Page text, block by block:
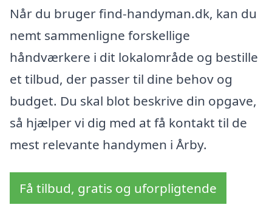
Når du bruger find-handyman.dk, kan du
nemt sammenligne forskellige
håndværkere i dit lokalområde og bestille
et tilbud, der passer til dine behov og
budget. Du skal blot beskrive din opgave,
så hjælper vi dig med at få kontakt til de
mest relevante handymen i Årby.
Få tilbud, gratis og uforpligtende